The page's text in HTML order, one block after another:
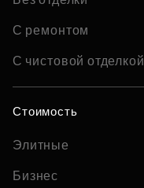
С ремонтом
С чистовой отделкой
Стоимость
Элитные
Бизнес